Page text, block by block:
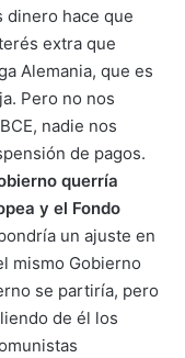
dinero hace que
extra que
Alemania, que es
Pero no nos
nadie nos
de pagos.
querría
y el Fondo
un ajuste en
mismo Gobierno
se partiría, pero
de él los